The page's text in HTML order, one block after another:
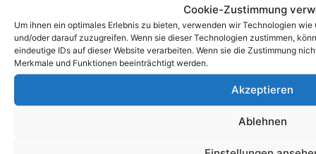
Cookie-Zustimmung
Um ihnen ein optimales Erlebnis zu bieten, verwenden wir Technologien
und/oder darauf zuzugreifen. Wenn sie dieser Technologien zustimmen,
eindeutige IDs auf dieser Website verarbeiten. Wenn sie die Zustimmung
Merkmale und Funktionen beeinträchtigt werden.
Akzeptieren
Ablehnen